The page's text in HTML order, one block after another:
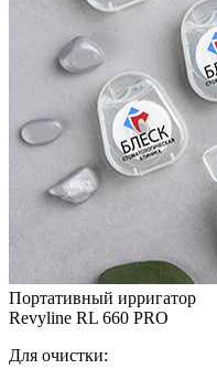
Портативный ирригатор
Revyline RL 660 PRO
Для очистки: